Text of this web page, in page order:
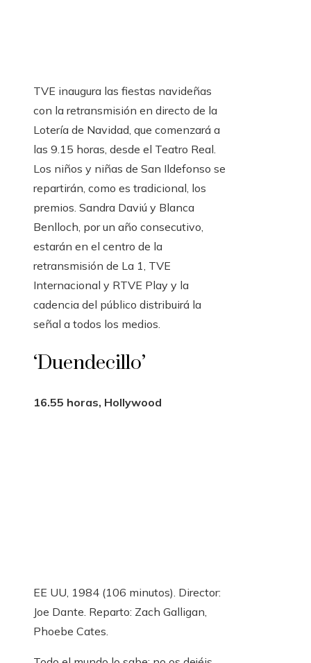
TVE inaugura las fiestas navideñas
con la retransmisión en directo de la
Lotería de Navidad, que comenzará a
las 9.15 horas, desde el Teatro Real.
Los niños y niñas de San Ildefonso se
repartirán, como es tradicional, los
premios. Sandra Daviú y Blanca
Benlloch, por un año consecutivo,
estarán en el centro de la
retransmisión de La 1, TVE
Internacional y RTVE Play y la
cadencia del público distribuirá la
señal a todos los medios.
‘Duendecillo’
16.55 horas, Hollywood
EE UU, 1984 (106 minutos). Director:
Joe Dante. Reparto: Zach Galligan,
Phoebe Cates.